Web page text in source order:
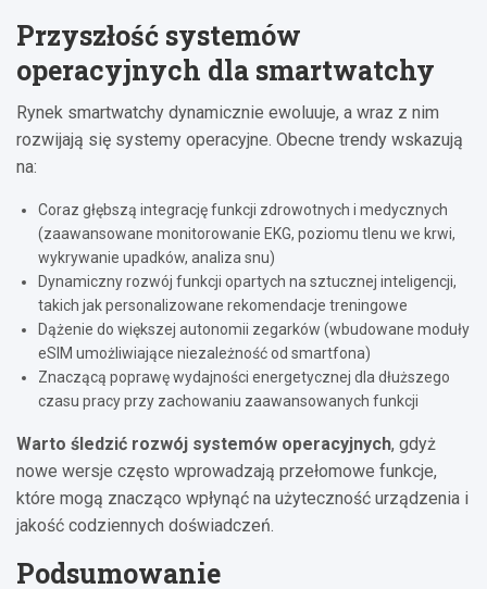
Przyszłość systemów
operacyjnych dla smartwatchy
Rynek smartwatchy dynamicznie ewoluuje, a wraz z nim
rozwijają się systemy operacyjne. Obecne trendy wskazują
na:
Coraz głębszą integrację funkcji zdrowotnych i medycznych
(zaawansowane monitorowanie EKG, poziomu tlenu we krwi,
wykrywanie upadków, analiza snu)
Dynamiczny rozwój funkcji opartych na sztucznej inteligencji,
takich jak personalizowane rekomendacje treningowe
Dążenie do większej autonomii zegarków (wbudowane moduły
eSIM umożliwiające niezależność od smartfona)
Znaczącą poprawę wydajności energetycznej dla dłuższego
czasu pracy przy zachowaniu zaawansowanych funkcji
Warto śledzić rozwój systemów operacyjnych, gdyż
nowe wersje często wprowadzają przełomowe funkcje,
które mogą znacząco wpłynąć na użyteczność urządzenia i
jakość codziennych doświadczeń.
Podsumowanie